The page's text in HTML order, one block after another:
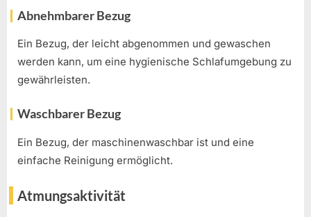
Abnehmbarer Bezug
Ein Bezug, der leicht abgenommen und gewaschen
werden kann, um eine hygienische Schlafumgebung zu
gewährleisten.
Waschbarer Bezug
Ein Bezug, der maschinenwaschbar ist und eine
einfache Reinigung ermöglicht.
Atmungsaktivität